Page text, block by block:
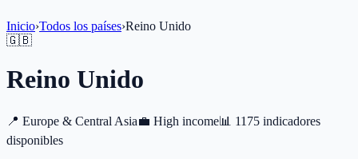
Inicio›Todos los países›Reino Unido
🇬🇧
Reino Unido
📍 Europe & Central Asia💼 High income 📊 1175 indicadores
disponibles